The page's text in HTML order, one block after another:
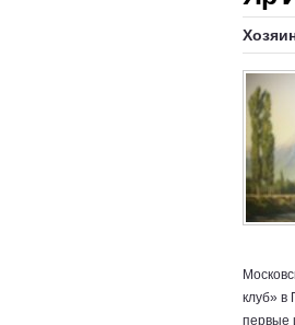
клуб» в
первые